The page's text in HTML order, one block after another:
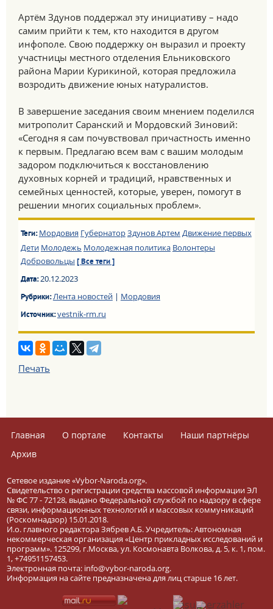
Артём Здунов поддержал эту инициативу – надо
самим прийти к тем, кто находится в другом
инфополе. Свою поддержку он выразил и проекту
участницы местного отделения Ельниковского
района Марии Курикиной, которая предложила
возродить движение юных натуралистов.
В завершение заседания своим мнением поделился
митрополит Саранский и Мордовский Зиновий:
«Сегодня я сам почувствовал причастность именно
к первым. Предлагаю всем вам с вашим молодым
задором подключиться к восстановлению
духовных корней и традиций, нравственных и
семейных ценностей, которые, уверен, помогут в
решении многих социальных проблем».
Теги: Мордовия ГубернаторЗдунов Артем Движение первых
Дети Молодежь Молодежная политика Волонтеры
Добровольцы [ Все теги ]
Дата:20.12.2023
Рубрики:Лента новостей| Мордовия
Источник:vestnik-rm.ru
Печать
Главная О портале Контакты
Наши партнёры
Архив
Сетевое издание «Vybor-Naroda.org».
Свидетельство о регистрации средства массовой информации ЭЛ
№ ФС 77 - 72128, выдано Федеральной службой по надзору в сфере
связи, информационных технологий и массовых коммуникаций
(Роскомнадзор) 15.01.2018.
И.о. главного редактора Зябрев А.Б. Учредитель: Автономная
некоммерческая организация «Центр прикладных исследований и
программ». 125299, г.Москва, ул. Космонавта Волкова, д. 5, к. 1, пом.
1, +74951157453.
Электронная почта: info@vybor-naroda.org.
Информация на сайте предназначена для лиц старше 16 лет.